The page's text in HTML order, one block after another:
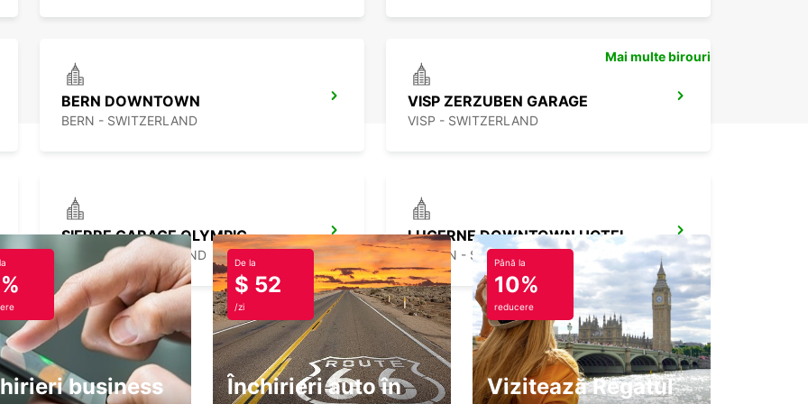
BERN DOWNTOWN
BERN - SWITZERLAND
VISP ZERZUBEN GARAGE
VISP - SWITZERLAND
SIERRE GARAGE OLYMPIC
SIERRE - SWITZERLAND LUZERN - SWITZERLAND
Mai multe birouri
business
De la
$ 52
/zi
Închirieri auto în
Până la
10%
reducere
Vizitează Regatul